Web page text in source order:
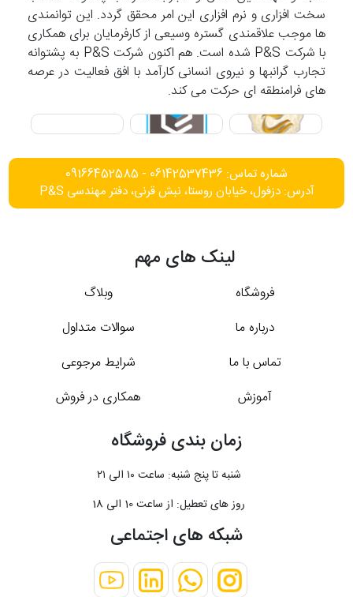
سخت افزاری و نرم افزاری این امر محقق گردد. این توانمندی
ها موجب علاقمندی گستره وسیعی از کارفرمایان برای همکاری
با شرکت P&S شده است. هم اکنون شرکت P&S به پشتوانه
تجارب گرانبها و نیروی انسانی کارآمد با افق فعالیت در عرصه
های فرامنطقه ای حرکت می کند.
شماره تماس: 06142537436 - 09166452585
آدرس: دزفول، خیابان روستا، نبش قرنی، دفتر مهندسی P&S
لینک های مهم
فروشگاه
وبلاگ
درباره ما
سوالات متداول
تماس با ما
شرایط مرجوعی
آموزش
همکاری در فروش
زمان بندی فروشگاه
شنبه تا پنج شنبه: ساعت ۱۰ الی ۲۱
روز های تعطیل: از ساعت 10 الی 18
شبکه های اجتماعی